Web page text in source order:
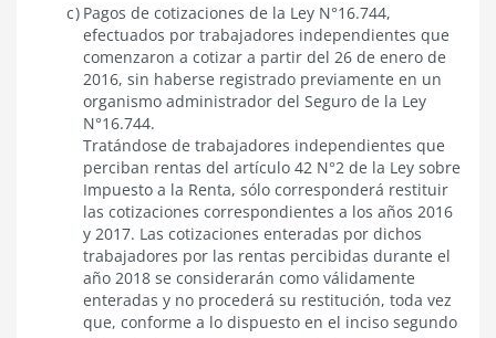
Pagos de cotizaciones de la Ley N°16.744,
efectuados por trabajadores independientes que
comenzaron a cotizar a partir del 26 de enero de
2016, sin haberse registrado previamente en un
organismo administrador del Seguro de la Ley
N°16.744.
Tratándose de trabajadores independientes que
perciban rentas del artículo 42 N°2 de la Ley sobre
Impuesto a la Renta, sólo corresponderá restituir
las cotizaciones correspondientes a los años 2016
y 2017. Las cotizaciones enteradas por dichos
trabajadores por las rentas percibidas durante el
año 2018 se considerarán como válidamente
enteradas y no procederá su restitución, toda vez
que, conforme a lo dispuesto en el inciso segundo